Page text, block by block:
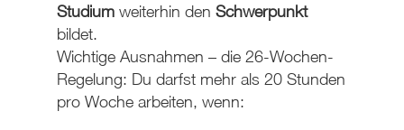
Studiumweiterhin den Schwerpunkt
bildet.
Wichtige Ausnahmen – die 26-Wochen-
Regelung: Du darfst mehr als 20 Stunden
pro Woche arbeiten, wenn: